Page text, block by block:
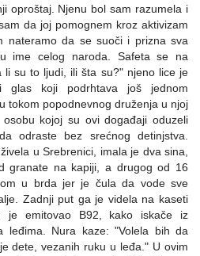
oproštaj. Njenu bol sam razumela i
da joj pomognem kroz aktivizam
nateramo da se suoči i prizna sva
ime celog naroda. Safeta se na
li su to ljudi, ili šta su?" njeno lice je
glas koji podrhtava još jednom
tokom popodnevnog druženja u njoj
kojoj su ovi događaji oduzeli
odraste bez srećnog detinjstva.
u Srebrenici, imala je dva sina,
granate na kapiji, a drugog od 16
u brda jer je čula da vode sve
Zadnji put ga je videla na kaseti
je emitovao B92, kako iskače iz
leđima. Nura kaze: "Volela bih da
dete, vezanih ruku u leđa." U ovim